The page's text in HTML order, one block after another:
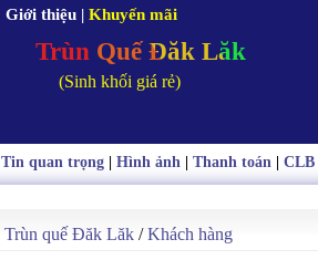
Giới thiệu | Khuyến mãi
Trùn Quế Đăk Lăk
(Sinh khối giá rẻ)
Tin quan trọng| Hình ảnh| Thanh toán| CLB
Trùn quế Đăk Lăk /Khách hàng